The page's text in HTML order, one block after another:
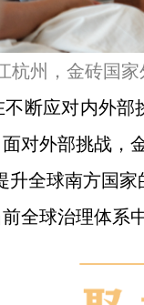
杭州，金砖国
断应对内外
对外部挑战，
升全球南方国
全球治理体系